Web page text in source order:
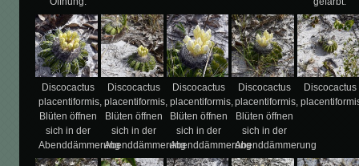
Discocactus
placentiformis,
Blüten öffnen
sich in der
Abenddämmerung
Discocactus
placentiformis,
Blüten öffnen
sich in der
Abenddämmerung
Discocactus
placentiformis,
Blüten öffnen
sich in der
Abenddämmerung
Discocactus
placentiformis,
Blüten öffnen
sich in der
Abenddämmerung
Discocactus